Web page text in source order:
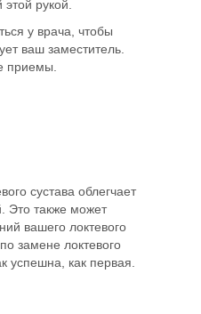
рукой.
у врача, чтобы
ваш заместитель.
приемы.
сустава облегчает
Это также может
вашего локтевого
замене локтевого
успешна, как первая.